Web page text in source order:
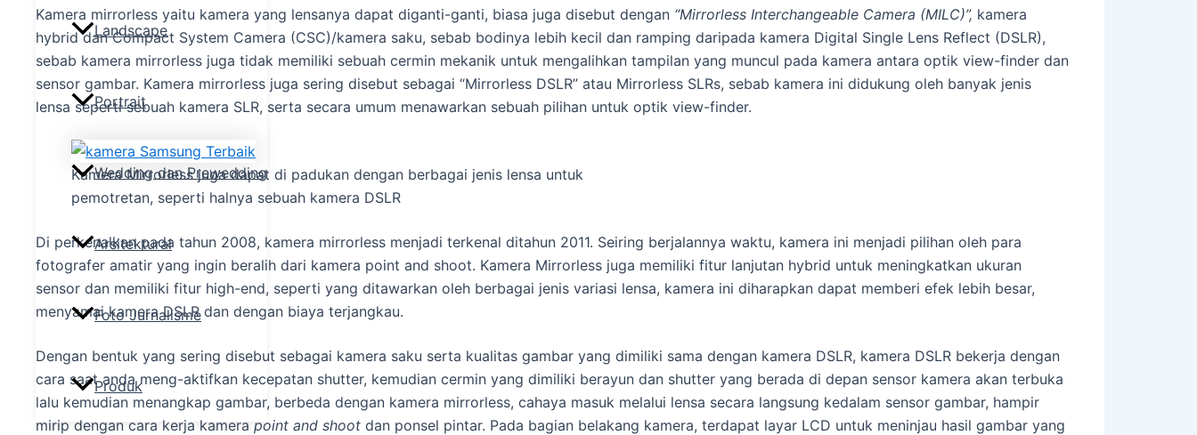
Landscape
Portrait
Wedding dan Prewedding
Arsitektural
Foto Jurnalisme
Produk
Kamera mirrorless yaitu kamera yang lensanya dapat diganti-ganti, biasa juga disebut dengan “Mirrorless Interchangeable Camera (MILC)”, kamera
hybrid dan Compact System Camera (CSC)/kamera saku, sebab bodinya lebih kecil dan ramping daripada kamera Digital Single Lens Reflect (DSLR),
sebab kamera mirrorless juga tidak memiliki sebuah cermin mekanik untuk mengalihkan tampilan yang muncul pada kamera antara optik view-finder dan
sensor gambar. Kamera mirrorless juga sering disebut sebagai “Mirrorless DSLR” atau Mirrorless SLRs, sebab kamera ini didukung oleh banyak jenis
lensa seperti sebuah kamera SLR, serta secara umum menawarkan sebuah pilihan untuk optik view-finder.
Kamera Mirrorless juga dapat di padukan dengan berbagai jenis lensa untuk
pemotretan, seperti halnya sebuah kamera DSLR
Di perkenalkan pada tahun 2008, kamera mirrorless menjadi terkenal ditahun 2011. Seiring berjalannya waktu, kamera ini menjadi pilihan oleh para
fotografer amatir yang ingin beralih dari kamera point and shoot. Kamera Mirrorless juga memiliki fitur lanjutan hybrid untuk meningkatkan ukuran
sensor dan memiliki fitur high-end, seperti yang ditawarkan oleh berbagai jenis variasi lensa, kamera ini diharapkan dapat memberi efek lebih besar,
menyamai kamera DSLR dan dengan biaya terjangkau.
Dengan bentuk yang sering disebut sebagai kamera saku serta kualitas gambar yang dimiliki sama dengan kamera DSLR, kamera DSLR bekerja dengan
cara saat anda meng-aktifkan kecepatan shutter, kemudian cermin yang dimiliki berayun dan shutter yang berada di depan sensor kamera akan terbuka
lalu kemudian menangkap gambar, berbeda dengan kamera mirrorless, cahaya masuk melalui lensa secara langsung kedalam sensor gambar, hampir
mirip dengan cara kerja kamera point and shoot dan ponsel pintar. Pada bagian belakang kamera, terdapat layar LCD untuk meninjau hasil gambar yang